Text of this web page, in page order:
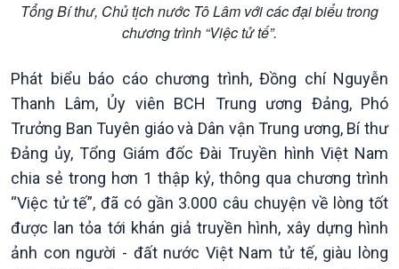
Tổng Bí thư, Chủ tịch nước Tô Lâm với các đại biểu trong
chương trình “Việc tử tế”.
Phát biểu báo cáo chương trình, Đồng chí Nguyễn
Thanh Lâm, Ủy viên BCH Trung ương Đảng, Phó
Trưởng Ban Tuyên giáo và Dân vận Trung ương, Bí thư
Đảng ủy, Tổng Giám đốc Đài Truyền hình Việt Nam
chia sẻ trong hơn 1 thập kỷ, thông qua chương trình
“Việc tử tế”, đã có gần 3.000 câu chuyện về lòng tốt
được lan tỏa tới khán giả truyền hình, xây dựng hình
ảnh con người - đất nước Việt Nam tử tế, giàu lòng